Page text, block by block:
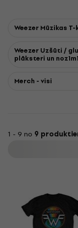
"Buddy Holly" and
band’s style has
a dozen albums,
Weezer has sold
Weezer Mūzikas
Weezer Uzšūti /
plāksteri un
Merch - visi
1 - 9 no 9